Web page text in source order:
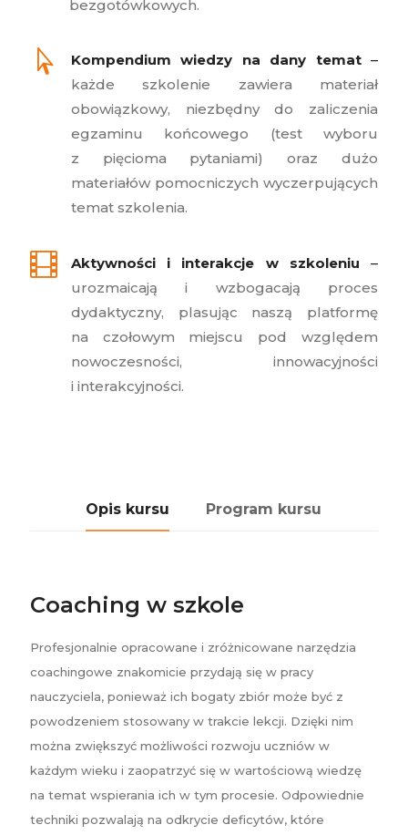
bezgotówkowych.
 Kompendium wiedzy na dany temat –
każde szkolenie zawiera materiał
obowiązkowy, niezbędny do zaliczenia
egzaminu końcowego (test wyboru
z pięcioma pytaniami) oraz dużo
materiałów pomocniczych wyczerpujących
temat szkolenia.
 Aktywności i interakcje w szkoleniu –
urozmaicają i wzbogacają proces
dydaktyczny, plasując naszą platformę
na czołowym miejscu pod względem
nowoczesności, innowacyjności
i interakcyjności.
Opis kursu Program kursu
Coaching w szkole
Profesjonalnie opracowane i zróżnicowane narzędzia
coachingowe znakomicie przydają się w pracy
nauczyciela, ponieważ ich bogaty zbiór może być z
powodzeniem stosowany w trakcie lekcji. Dzięki nim
można zwiększyć możliwości rozwoju uczniów w
każdym wieku i zaopatrzyć się w wartościową wiedzę
na temat wspierania ich w tym procesie. Odpowiednie
techniki pozwalają na odkrycie deficytów, które